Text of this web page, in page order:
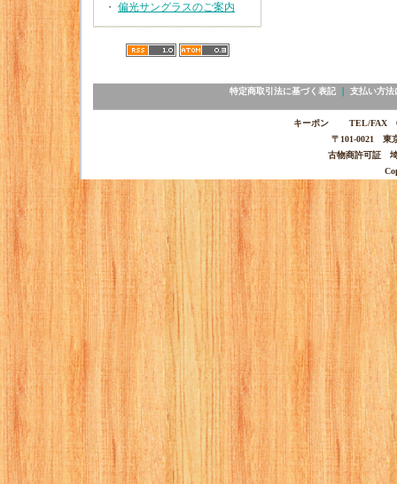
・ 偏光サングラスのご案内
特定商取引法に基づく表記｜ 支払い方法
キーポン TEL/FAX
〒101-0021 東
古物商許可証